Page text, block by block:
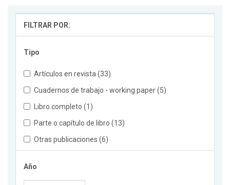
FILTRAR POR:
Tipo
Artículos en revista (33)
Cuadernos de trabajo - working paper (5)
Libro completo (1)
Parte o capítulo de libro (13)
Otras publicaciones (6)
Año